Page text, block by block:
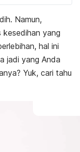
Namun,
kesedihan yang
hal ini
jadi yang Anda
Yuk, cari tahu